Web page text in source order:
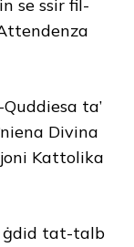
se ssir fil-
ta’
Divina
Kattolika
ġdid tat-talb